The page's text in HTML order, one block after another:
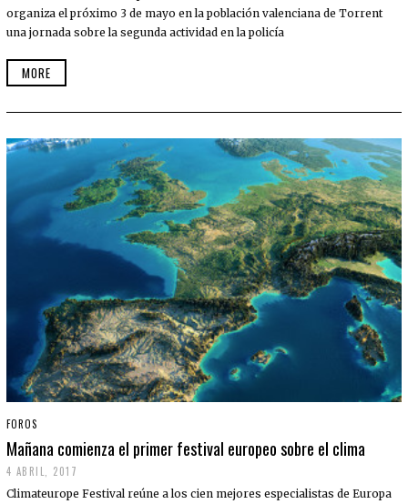
organiza el próximo 3 de mayo en la población valenciana de Torrent
una jornada sobre la segunda actividad en la policía
MORE
FOROS
Mañana comienza el primer festival europeo sobre el clima
4 ABRIL, 2017
Climateurope Festival reúne a los cien mejores especialistas de Europa